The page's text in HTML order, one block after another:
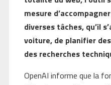
mesure
diverses tâches, qu’il
voiture, de planifier
des recherches
OpenAI informe que la